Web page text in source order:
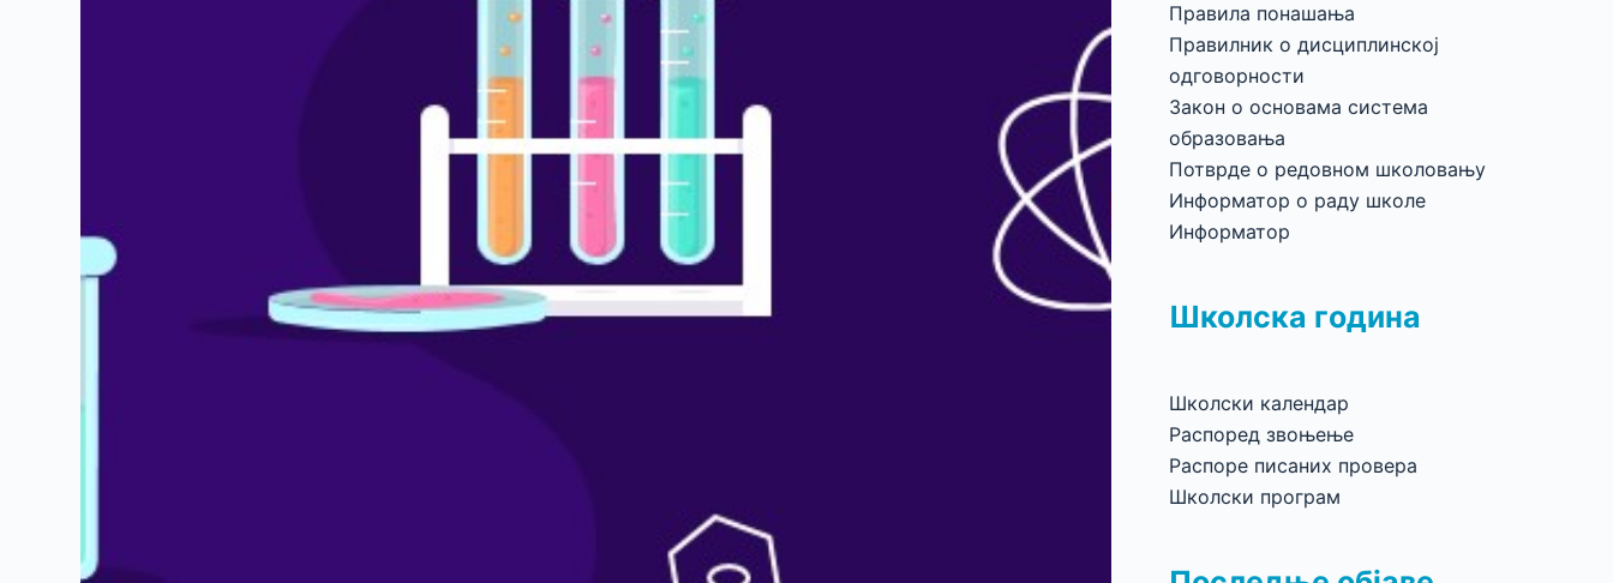
Правила понашања
Правилник о дисциплинској
одговорности
Закон о основама система
образовања
Потврде о редовном школовању
Информатор о раду школе
Информатор
Школска година
Школски календар
Распоред звоњење
Распоре писаних провера
Школски програм